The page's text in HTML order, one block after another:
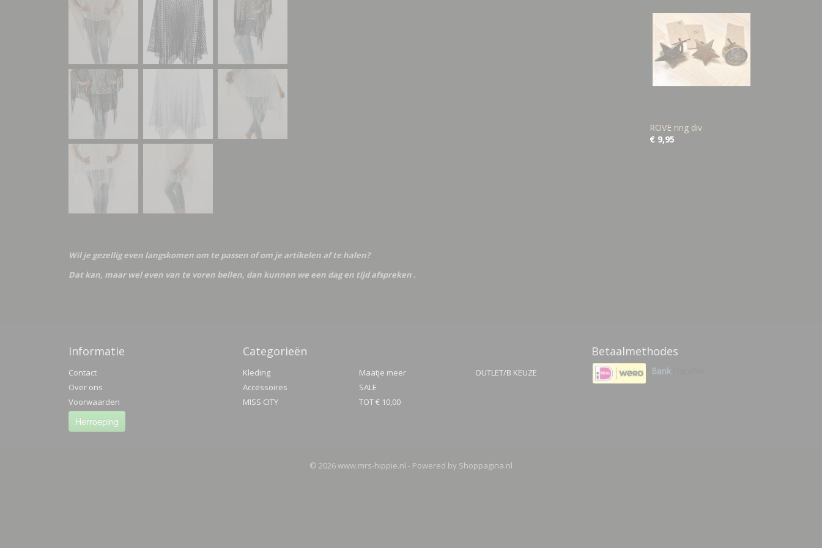
ROVE ring div
€ 9,95
Wil je gezellig even langskomen om te passen of om je artikelen af te halen?
Dat kan, maar wel even van te voren bellen, dan kunnen we een dag en tijd afspreken .
Informatie
Contact
Over ons
Voorwaarden
Herroeping
Categorieën
Kleding
Accessoires
MISS CITY
Maatje meer
SALE
TOT € 10,00
OUTLET/B KEUZE
Betaalmethodes
© 2026 www.mrs-hippie.nl - Powered by Shoppagina.nl